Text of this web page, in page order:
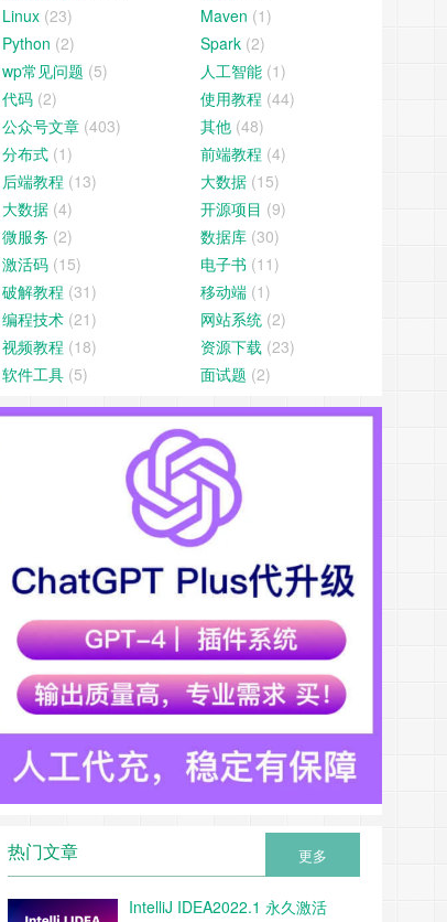
Linux (23) Maven (1)
Python (2) Spark (2)
wp常见问题 (5) 人工智能 (1)
代码 (2) 使用教程 (44)
公众号文章 (403) 其他 (48)
分布式 (1) 前端教程 (4)
后端教程 (13) 大数据 (15)
大数据 (4) 开源项目 (9)
微服务 (2) 数据库 (30)
激活码 (15) 电子书 (11)
破解教程 (31) 移动端 (1)
编程技术 (21) 网站系统 (2)
视频教程 (18) 资源下载 (23)
软件工具 (5) 面试题 (2)
更多
热门文章
IntelliJ IDEA2022.1 永久激活